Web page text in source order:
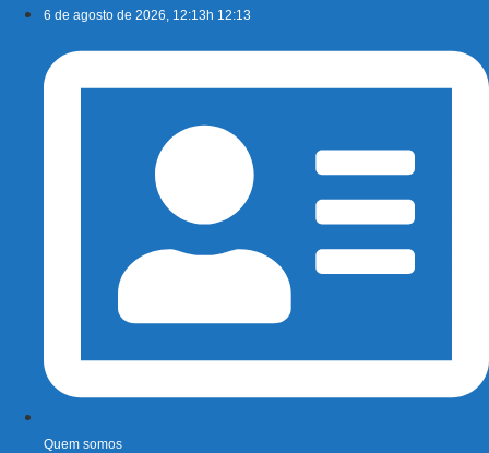
conteúdo
6 de agosto de 2026, 12:13h 12:13
Quem somos